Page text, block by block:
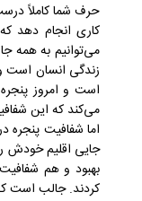
حرف شما کاملاً
کاری انجام دهد
می‌توانیم به همه
زندگی انسان است و
است و امروز
می‌کند که این
اما شفافیت پنجره
جایی اقلیم خودش
بهبود و هم شفافیت
کردند. جالب است